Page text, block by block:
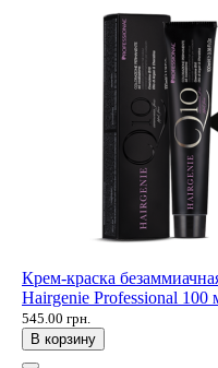
Крем-краска
Hairgenie Professional 100
545.00 грн.
В корзину